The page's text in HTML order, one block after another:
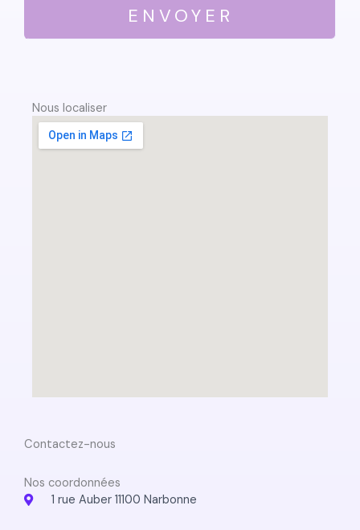
Nous localiser
Contactez-nous
Nos coordonnées
1 rue Auber 11100 Narbonne